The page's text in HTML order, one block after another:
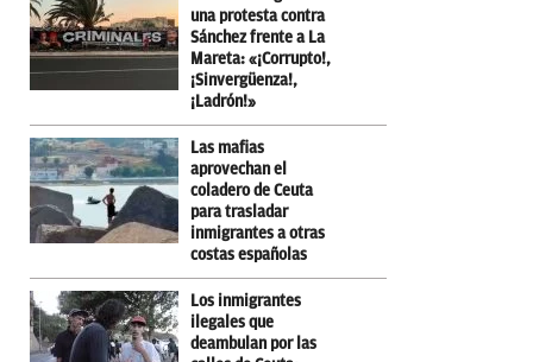
una protesta contra
Sánchez frente a La
Mareta: «¡Corrupto!,
¡Sinvergüenza!,
¡Ladrón!»
Las mafias
aprovechan el
coladero de Ceuta
para trasladar
inmigrantes a otras
costas españolas
Los inmigrantes
ilegales que
deambulan por las